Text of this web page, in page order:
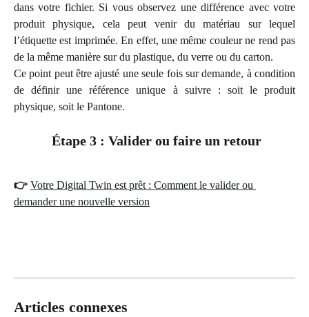
dans votre fichier. Si vous observez une différence avec votre
produit physique, cela peut venir du matériau sur lequel
l’étiquette est imprimée. En effet, une même couleur ne rend pas
de la même manière sur du plastique, du verre ou du carton.
Ce point peut être ajusté une seule fois sur demande, à condition
de définir une référence unique à suivre : soit le produit
physique, soit le Pantone.
Étape 3 : Valider ou faire un retour
👉 Votre Digital Twin est prêt : Comment le valider ou
demander une nouvelle version
Articles connexes